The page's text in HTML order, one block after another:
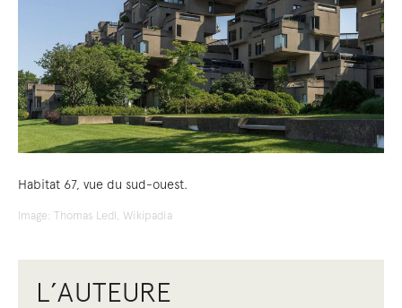
Habitat 67, vue du sud-ouest.
Image: Thomas Ledl, Wikipadia
L’AUTEURE